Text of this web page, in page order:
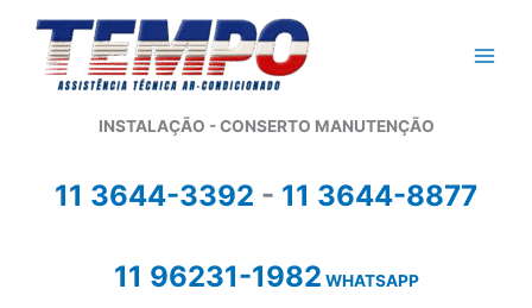
conteúdo
INSTALAÇÃO - CONSERTO MANUTENÇÃO
11 3644-3392 - 11 3644-8877
11 96231-1982 WHATSAPP